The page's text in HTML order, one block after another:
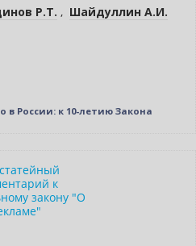
Р.Т. , Шайдуллин А.И.
в России: к 10-летию Закона